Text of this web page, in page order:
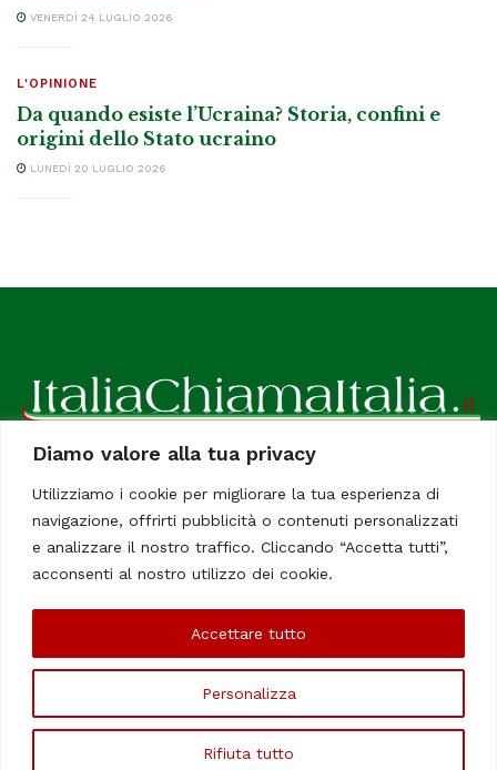
Diamo valore alla tua privacy
Utilizziamo i cookie per migliorare la tua esperienza di
navigazione, offrirti pubblicità o contenuti personalizzati
e analizzare il nostro traffico. Cliccando “Accetta tutti”,
acconsenti al nostro utilizzo dei cookie.
Personalizza
Rifiuta tutto
Accettare tutto
VENERDÌ 24 LUGLIO 2026
L'OPINIONE
Da quando esiste l’Ucraina? Storia, confini e
origini dello Stato ucraino
LUNEDÌ 20 LUGLIO 2026
ItaliaChiamaItalia, il TUO quotidiano online preferito.
Dedicato in particolare a tutti gli italiani residenti all'estero.
Tutti i diritti sono riservati. Quotidiano online indipendente
Le Firme
©Copyright 2006/2020 - ItaliaChiamaItalia